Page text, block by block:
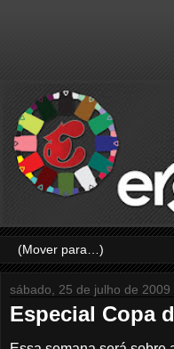
sábado, 25 de julho de 2009
Especial Copa